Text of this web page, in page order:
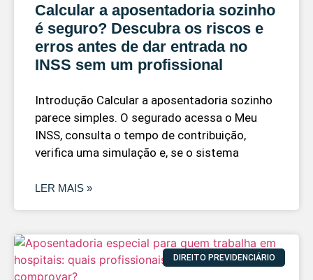
Calcular a aposentadoria sozinho
é seguro? Descubra os riscos e
erros antes de dar entrada no
INSS sem um profissional
Introdução Calcular a aposentadoria sozinho
parece simples. O segurado acessa o Meu
INSS, consulta o tempo de contribuição,
verifica uma simulação e, se o sistema
LER MAIS »
DIREITO PREVIDENCIÁRIO